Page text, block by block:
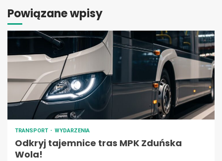
Powiązane wpisy
TRANSPORT WYDARZENIA
Odkryj tajemnice tras MPK Zduńska
Wola!